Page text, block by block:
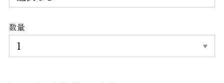
数量